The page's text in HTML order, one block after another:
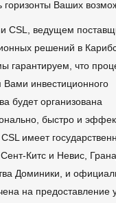
горизонты Ваших
CSL, ведущем
решений в
гарантируем, что
Вами инвестиционного
будет организована
быстро и
имеет
Китс и Невис,
Доминики, и
на предоставление